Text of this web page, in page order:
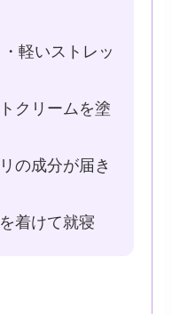
軽いストレッ
トクリームを塗
の成分が届き
着けて就寝